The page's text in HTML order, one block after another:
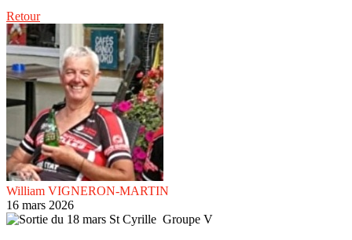
Retour
William VIGNERON-MARTIN
16 mars 2026